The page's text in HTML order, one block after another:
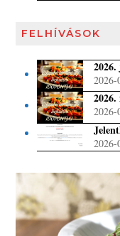
FELHÍVÁSOK
2026-
2026-
2026-